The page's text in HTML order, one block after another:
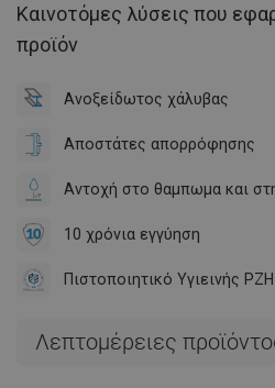
Καινοτόμες λύσεις που
προϊόν
Ανοξείδωτος χάλυβας
Αποστάτες απορρόφησης
Αντοχή στο θαμπωμα και
10 χρόνια εγγύηση
Πιστοποιητικό Υγιεινής PZH
Λεπτομέρειες